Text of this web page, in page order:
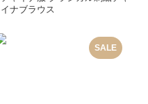
イナブラウス
SALE